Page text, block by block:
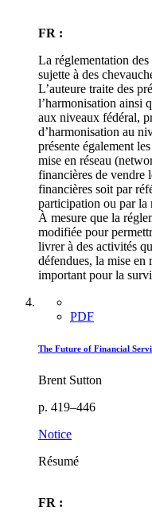
FR :
La réglementation
sujette à des
L’auteure traite des
l’harmonisation ainsi
aux niveaux fédéral,
d’harmonisation au
présente également
mise en réseau
financières de vendre
financières soit par
participation ou par la
À mesure que la
modifiée pour
livrer à des activités
défendues, la mise en
important pour la
PDF
The Future of Financial
Brent Sutton
p. 419–446
Notice
Résumé
FR :